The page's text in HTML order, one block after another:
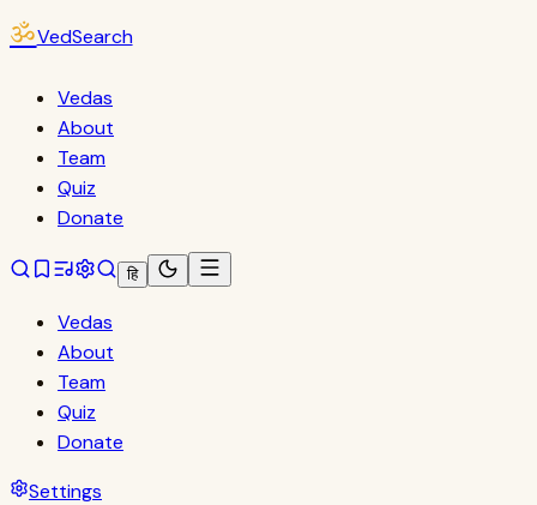
ॐVedSearch
Vedas
About
Team
Quiz
Donate
हि
Vedas
About
Team
Quiz
Donate
Settings